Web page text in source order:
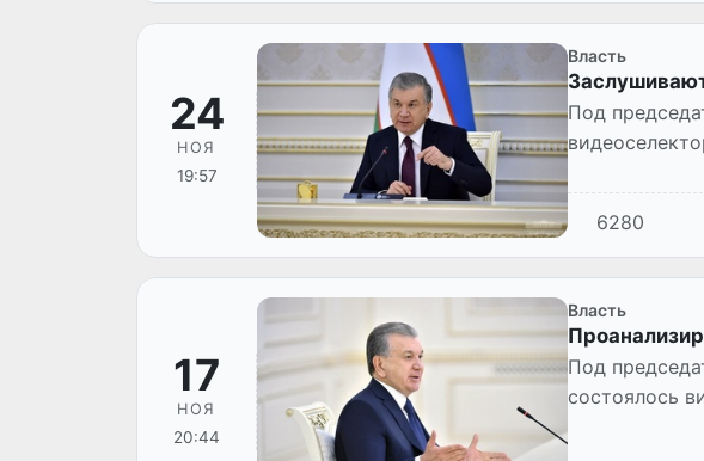
24
НОЯ
19:57
Власть
Под
6280
17
НОЯ
20:44
Власть
Под
состоялось